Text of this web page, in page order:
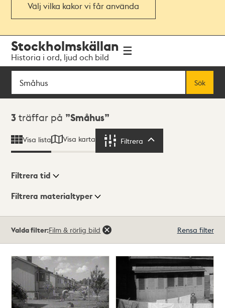
Välj vilka kakor vi får använda
navigationen
huvudinnehållet
Stockholmskällan
Historia i ord, ljud och bild
Sök
Sök
Sökresultat
3 träffar på Småhus
Visa lista Visa karta Filtrera
Visningsläge
Filtrera tid
Filtrera materialtyper
träffar
Valda filter:Film & rörlig bild Rensa filter